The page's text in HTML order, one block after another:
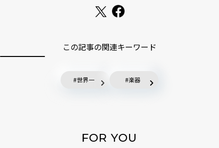
この記事の関連キーワード
世界一 楽器
FOR YOU